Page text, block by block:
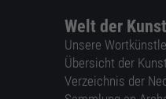
Welt der
Unsere
Übersicht der
Verzeichnis der